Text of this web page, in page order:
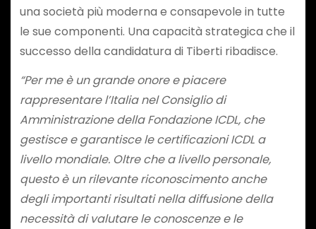
una società più moderna e consapevole in tutte
le sue componenti. Una capacità strategica che il
successo della candidatura di Tiberti ribadisce.
“Per me è un grande onore e piacere
rappresentare l’Italia nel Consiglio di
Amministrazione della Fondazione ICDL, che
gestisce e garantisce le certificazioni ICDL a
livello mondiale. Oltre che a livello personale,
questo è un rilevante riconoscimento anche
degli importanti risultati nella diffusione della
necessità di valutare le conoscenze e le